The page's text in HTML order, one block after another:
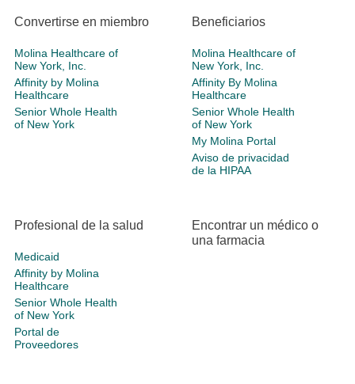
Convertirse en miembro
Molina Healthcare of
New York, Inc.
Affinity by Molina
Healthcare
Senior Whole Health
of New York
Beneficiarios
Molina Healthcare of
New York, Inc.
Affinity By Molina
Healthcare
Senior Whole Health
of New York
My Molina Portal
Aviso de privacidad
de la HIPAA
Profesional de la salud
Medicaid
Affinity by Molina
Healthcare
Senior Whole Health
of New York
Portal de
Proveedores
Encontrar un médico o
una farmacia